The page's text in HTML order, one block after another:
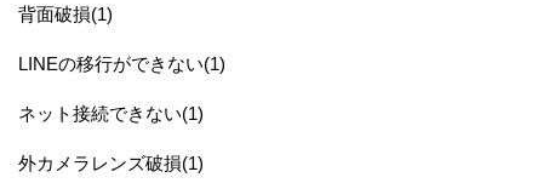
背面破損(1)
LINEの移行ができない(1)
ネット接続できない(1)
外カメラレンズ破損(1)